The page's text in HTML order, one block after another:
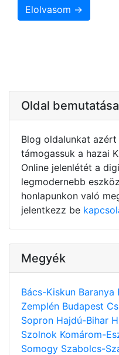
Elolvasom →
Oldal bemutatása
Blog oldalunkat
támogassuk a hazai
Online jelenlétét a
legmodernebb
honlapunkon való
jelentkezz be
Megyék
Bács-Kiskun Baranya
Zemplén Budapest
Sopron Hajdú-Bihar
Szolnok Komárom-
Somogy Szabolcs-